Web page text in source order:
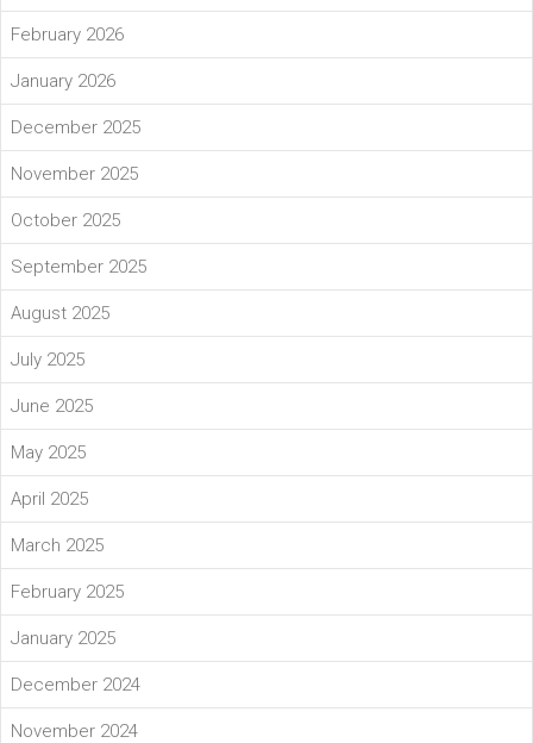
February 2026
January 2026
December 2025
November 2025
October 2025
September 2025
August 2025
July 2025
June 2025
May 2025
April 2025
March 2025
February 2025
January 2025
December 2024
November 2024